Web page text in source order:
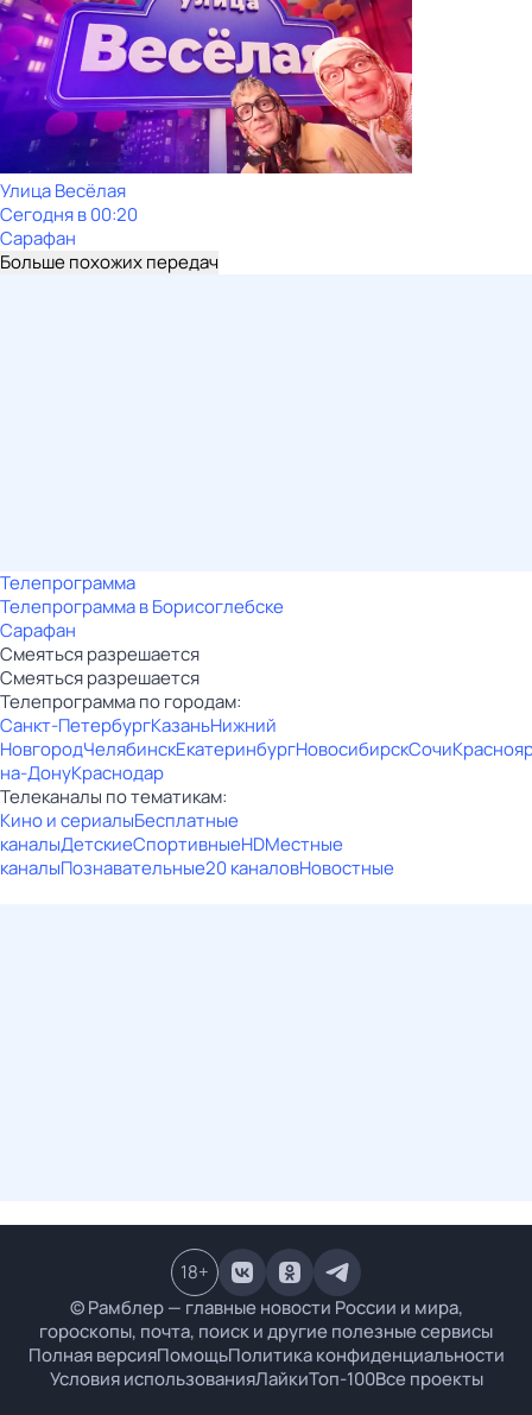
Улица Весёлая
Сегодня в 00:20
Сарафан
Больше похожих передач
Телепрограмма
Телепрограмма в Борисоглебске
Сарафан
Смеяться разрешается
Смеяться разрешается
Телепрограмма по городам:
Санкт-ПетербургКазаньНижний
НовгородЧелябинскЕкатеринбургНовосибирскСочи
на-ДонуКраснодар
Телеканалы по тематикам:
Кино и сериалыБесплатные
каналыДетскиеСпортивныеHDМестные
каналыПознавательные20 каналовНовостные
© Рамблер — главные новости России и мира,
гороскопы, почта, поиск и другие полезные сервисы
Полная версияПомощьПолитика конфиденциальности
Условия использованияЛайкиТоп-100Все проекты
18+